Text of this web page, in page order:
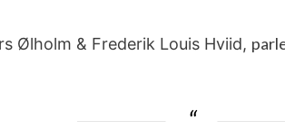
Ølholm & Frederik Louis Hviid,